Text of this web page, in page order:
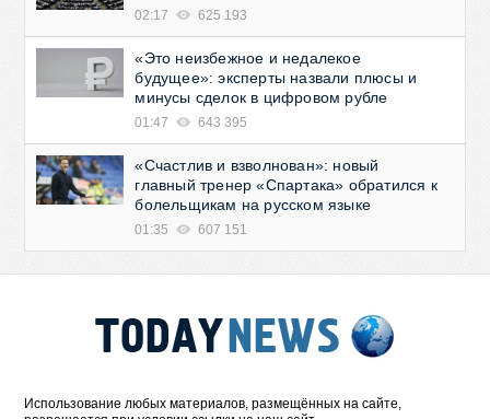
02:17 625 193
«Это неизбежное и недалекое
будущее»: эксперты назвали плюсы и
минусы сделок в цифровом рубле
01:47 643 395
«Счастлив и взволнован»: новый
главный тренер «Спартака» обратился к
болельщикам на русском языке
01:35 607 151
Использование любых материалов, размещённых на сайте,